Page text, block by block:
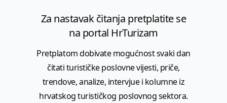
Za nastavak čitanja pretplatite se
na portal HrTurizam
Pretplatom dobivate mogućnost svaki dan
čitati turističke poslovne vijesti, priče,
trendove, analize, intervjue i kolumne iz
hrvatskog turističkog poslovnog sektora.